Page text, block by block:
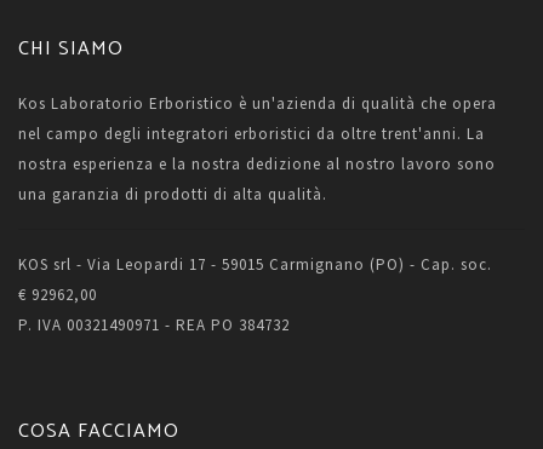
CHI SIAMO
Kos Laboratorio Erboristico è un'azienda di qualità che opera
nel campo degli integratori erboristici da oltre trent'anni. La
nostra esperienza e la nostra dedizione al nostro lavoro sono
una garanzia di prodotti di alta qualità.
KOS srl - Via Leopardi 17 - 59015 Carmignano (PO) - Cap. soc.
€ 92962,00
P. IVA 00321490971 - REA PO 384732
COSA FACCIAMO